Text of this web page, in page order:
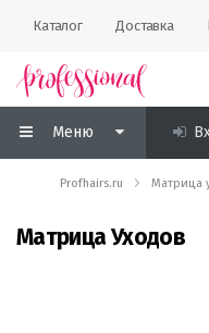
Каталог Доставка
Меню
Profhairs.ru Матрица
Матрица Уходов